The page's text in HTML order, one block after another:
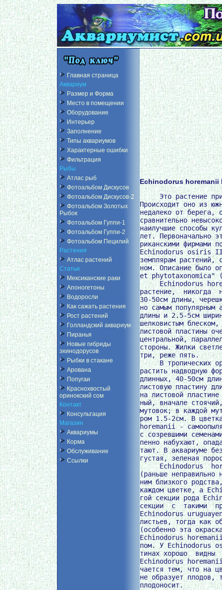
Главная страница
Аквариум
Размер и Форма
Место в помещении
Оборудование
Интерьер
Заполнение
Типы аквариумов
Характерные ошибки
Фильтрация
Рыбы
Атлас рыб
Фотоальбом Дискусов
Фотоальбом Дискусов-2
Фотоальбом Золотых
Рыбок
Фотоальбом Гуппи-1
Фотоальбом Гуппи-2
Фотоальбом Пецилий
Растения
Атлас растений
Статьи
Мексиканские раки
Апоногетоны
Водоросли
Как сажать растения
Рост растений
Голландский аквариум
Пиранья
Новые гибриды
эхинодорусов
Рыбки в стакане
Арована
Попугаи
Краснохвостый
оринокский сом
Контакт
Консультация
Магазин
Аквариумы
Корма
Обслуживание
Ссылки
Echinodorus horemanii
Это растение
Происходит оно из
недалеко от берега,
сравнительно
наилучшие способы
лет. Первоначально
риканскими фирмами
Echinodorus osiris II.
земплярам растений,
ном. Описание было
et phytotaxonomica"
Echinodorus
растение,  никогда
30-50см длины,
но самым популярным
длины и 2.5-5см
шелковистым
листовой пластины
центральной,
стороны. Жилки
три, реже пять.
В тропических
растить надводную
длинных, 40-50см
листовую пластину
на листовой
ный, вначале
мутовок; в каждой
ром 1.5-2см. В
horemanii -
с созревшими
пенно набухают,
тают. В аквариуме
густая, зеленая
Echinodorus
(раньше
ним близкого
каждом цветке, а
гой секции рода
секции  с  такими
Echinodorus
листьев, тогда как
(особенно эта
Echinodorus
пом. У Echinodorus
тинах хорошо  видны
Echinodorus
чается тем, что на
не образует плодов,
плодоносит.